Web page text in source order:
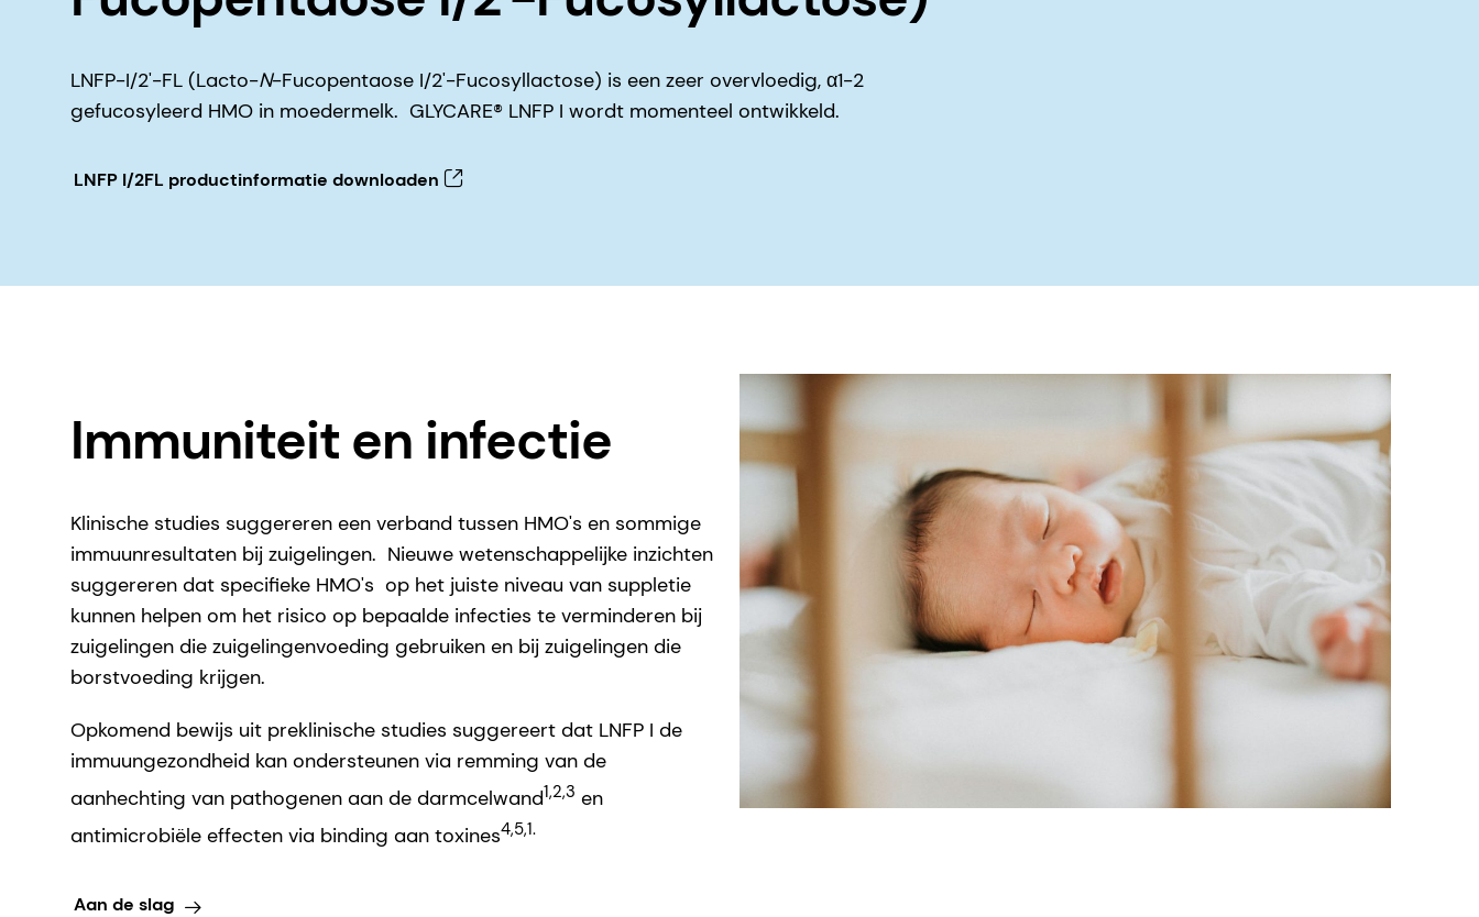
LNFP-I/2'-FL (Lacto-N-Fucopentaose I/2'-Fucosyllactose) is een zeer overvloedig, α1-2
gefucosyleerd HMO in moedermelk. GLYCARE® LNFP I wordt momenteel ontwikkeld.
LNFP I/2FL productinformatie downloaden
Immuniteit en infectie
Klinische studies suggereren een verband tussen HMO's en sommige
immuunresultaten bij zuigelingen. Nieuwe wetenschappelijke inzichten
suggereren dat specifieke HMO's op het juiste niveau van suppletie
kunnen helpen om het risico op bepaalde infecties te verminderen bij
zuigelingen die zuigelingenvoeding gebruiken en bij zuigelingen die
borstvoeding krijgen.
Opkomend bewijs uit preklinische studies suggereert dat LNFP I de
immuungezondheid kan ondersteunen via remming van de
aanhechting van pathogenen aan de darmcelwand1,2,3 en
antimicrobiële effecten via binding aan toxines4,5,1.
Aan de slag